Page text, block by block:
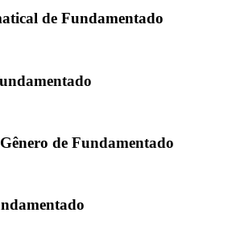
de Fundamentado
de Fundamentado